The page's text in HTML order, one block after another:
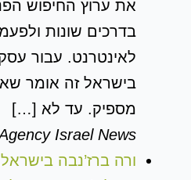
את ערוץ החיפוש
בדרכים שונות
לאינטרנט. עבור
בישראל זה אומר
מספיק. עד לא […]
Israel News
ורה ברז’נבה